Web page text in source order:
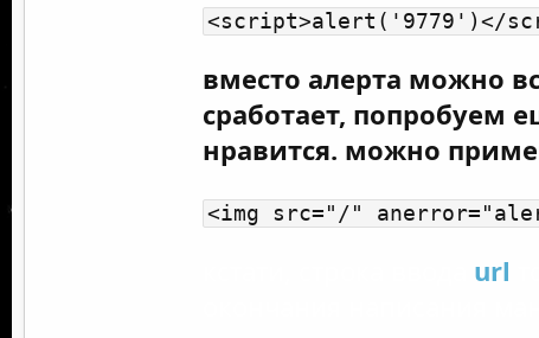
<script>alert('9779')</
вместо алерта можно
сработает, попробуем
нравится. можно
<img src="/"
url